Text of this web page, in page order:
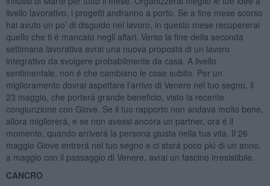
livello lavorativo, i progetti andranno a porto. Se a fine mese scorso
hai avuto un po’ di disguido nel lavoro, in questo mese recupererai
quello che ti é mancato negli affari. Verso la fine della seconda
settimana lavorativa avrai una nuova proposta di un lavoro
integrativo da svolgere probabilmente da casa. A livello
sentimentale, non é che cambiano le cose subito. Per un
miglioramento dovrai aspettare l’arrivo di Venere nel tuo segno, il
23 maggio, che porterá grande beneficio, visto la recente
congiunzione con Giove. Se il tuo rapporto non andava molto bene,
allora migliorerá, e se non avessi ancora un partner, ora é il
momento, quando arriverá la persona giusta nella tua vita. Il 26
maggio Giove entrerá nel tuo segno e ci stará poco piú di un anno,
a maggio con il passaggio di Venere, avrai un fascino irresistibile.
CANCRO